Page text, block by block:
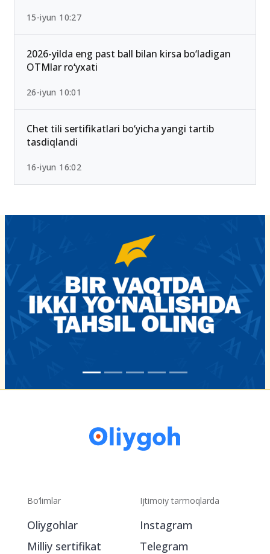
15-iyun 10:27
2026-yilda eng past ball bilan kirsa bo‘ladigan
OTMlar ro‘yxati
26-iyun 10:01
Chet tili sertifikatlari bo‘yicha yangi tartib
tasdiqlandi
16-iyun 16:02
Bo‘limlar
Oliygohlar
Milliy sertifikat
Ijtimoiy tarmoqlarda
Instagram
Telegram